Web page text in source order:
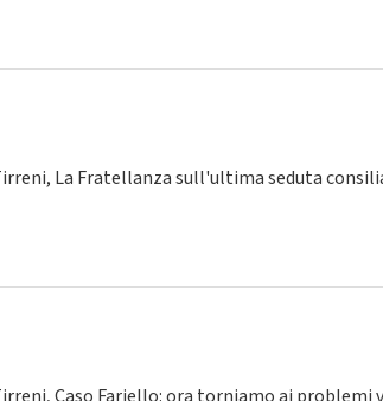
La Fratellanza sull'ultima seduta